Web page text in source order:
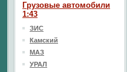
Грузовые автомобили
1:43
ЗИС
Камский
МАЗ
УРАЛ